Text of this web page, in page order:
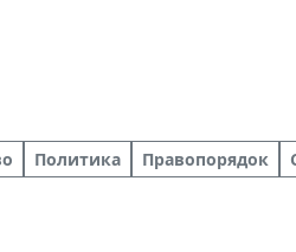
Политика Правопорядок